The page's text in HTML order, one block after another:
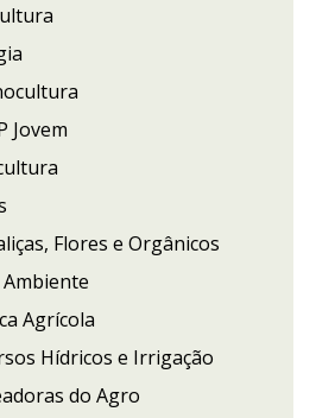
Jovem
Flores e Orgânicos
Agrícola
Hídricos e Irrigação
do Agro